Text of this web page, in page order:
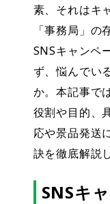
素、それはキ
「事務局」
SNSキャンペ
ず、悩んでい
か。本記事で
役割や目的、
応や景品発送
訣を徹底解説
SNSキ